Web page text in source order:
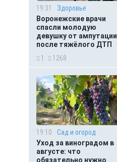
19:31
Здоровье
Воронежские врачи
спасли молодую
девушку от ампутации
после тяжёлого ДТП
1
1268
19:10
Сад и огород
Уход за виноградом в
августе: что
обязательно нужно